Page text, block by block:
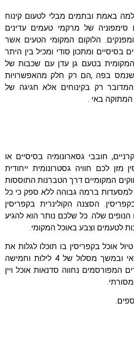
באמת ובתמים מבלי לטעום קינוח
סימפוניה של מרקמי טעמים עדינים
הלוקום המקומי הטעים אשר
בסיסיים ומתכון סודי ומכיל בין היתר
המקומית בטעם גן עדן עם שכבות של
שנמס בפה ,הם רק חלק מהאפשרויות
רק בקינוחים אלא חגיגה של
המתוקה באי .
חובבי גסארונומיה בסיסיים או
מזן לכם חוויה גסטרונומית ייחודית
המקומיים דרך הטברנות התוססות
למסעדות ברמה גבוהה ללא ספק כי כל
הסצנה הקולינרית בקפריסין
הנופים שלה. כל שלכם נותר הוא להגיע
לטעמים וצבע באוכל המקומי.
אוכל בקפריסין בו תוכלו לגלות את
נפלאות המטבח הקפריסאי ובמשך מסלול של 4 לילות וחמישה
המפורסמים נחווה סדנאות אוכל ויין